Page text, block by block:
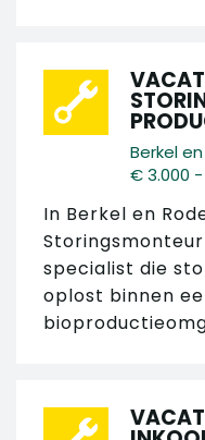
Berkel
€ 3.000
In Berkel en
specialist die
oplost binnen